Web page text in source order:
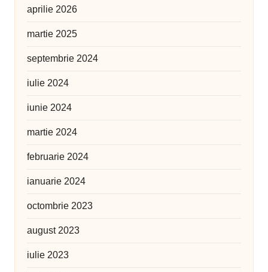
aprilie 2026
martie 2025
septembrie 2024
iulie 2024
iunie 2024
martie 2024
februarie 2024
ianuarie 2024
octombrie 2023
august 2023
iulie 2023